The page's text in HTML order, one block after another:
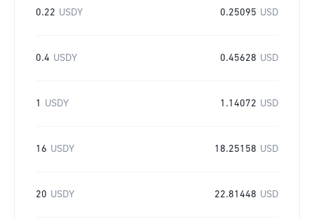
0.22 USDY 0.25095 USD
0.4 USDY 0.45628 USD
1 USDY 1.14072 USD
16 USDY 18.25158 USD
20 USDY 22.81448 USD